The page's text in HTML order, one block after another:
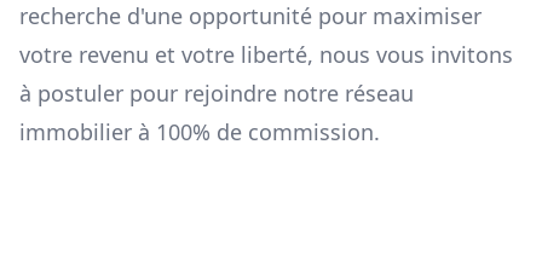
recherche d'une opportunité pour maximiser
votre revenu et votre liberté, nous vous invitons
à postuler pour rejoindre notre réseau
immobilier à 100% de commission.